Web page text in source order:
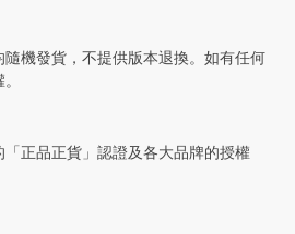
機發貨，不提供版本退換。如有任何
正品正貨」認證及各大品牌的授權